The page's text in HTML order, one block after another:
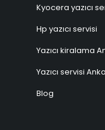
Kyocera yazıcı
Hp yazıcı servisi
Yazıcı kiralama
Yazıcı servisi
Blog